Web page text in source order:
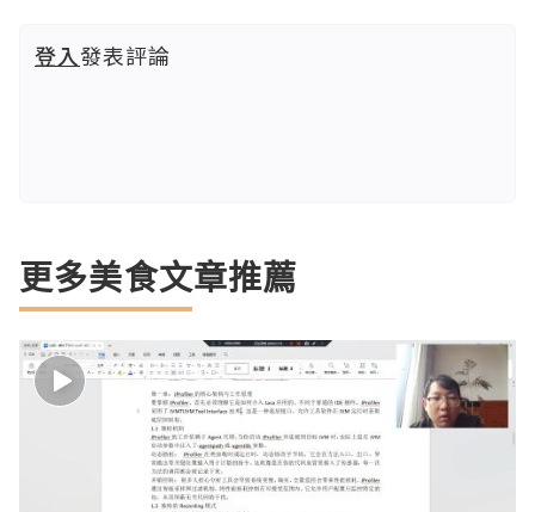
登入發表評論
更多美食文章推薦